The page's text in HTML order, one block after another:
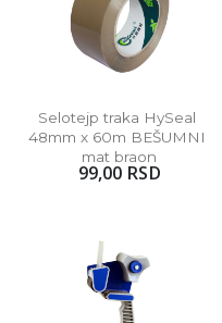
Selotejp traka HySeal
48mm x 60m BEŠUMNI
mat braon
99,00 RSD